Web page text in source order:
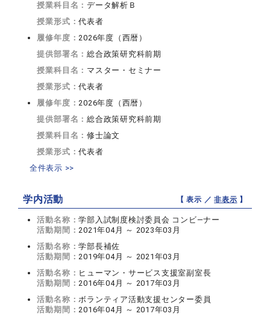
授業科目名：データ解析Ｂ
授業形式：代表者
履修年度：2026年度（西暦）
提供部署名：総合政策研究科前期
授業科目名： マスター・セミナー
授業形式：代表者
履修年度：2026年度（西暦）
提供部署名：総合政策研究科前期
授業科目名：修士論文
授業形式：代表者
全件表示 >>
学内活動 【 表示 ／非表示 】
活動名称：学部入試制度検討委員会 コンビ―ナー
活動期間：2021年04月 ～ 2023年03月
活動名称：学部長補佐
活動期間：2019年04月 ～ 2021年03月
活動名称： ヒューマン・サービス支援室副室長
活動期間：2016年04月 ～ 2017年03月
活動名称：ボランティア活動支援センター委員
活動期間：2016年04月 ～ 2017年03月